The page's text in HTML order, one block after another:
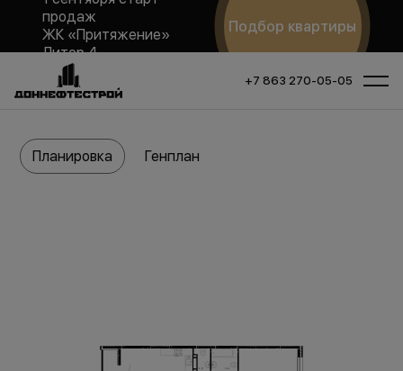
продаж
ЖК «Притяжение»
Литер 4
Подбор квартиры
+7 863 270-05-05
Планировка Генплан